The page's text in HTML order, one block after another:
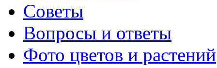
Советы
Вопросы и ответы
Фото цветов и растений